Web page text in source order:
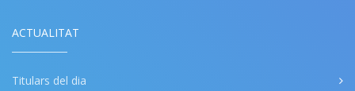
ACTUALITAT
Titulars del dia